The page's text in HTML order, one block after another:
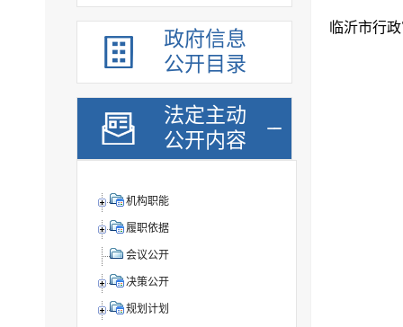
政府信息
公开目录
法定主动
公开内容
机构职能
履职依据
会议公开
决策公开
规划计划
临沂市行